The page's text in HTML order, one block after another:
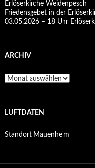
Erlöserkirche Weidenpesch
Friedensgebet in der
03.05.2026 – 18 Uhr
ARCHIV
Archiv
LUFTDATEN
Standort Mauenheim